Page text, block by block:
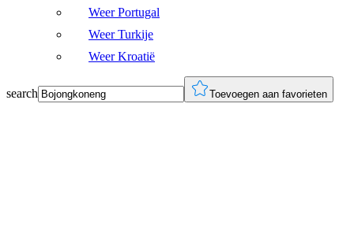
Weer Portugal
Weer Turkije
Weer Kroatië
search Toevoegen aan favorieten